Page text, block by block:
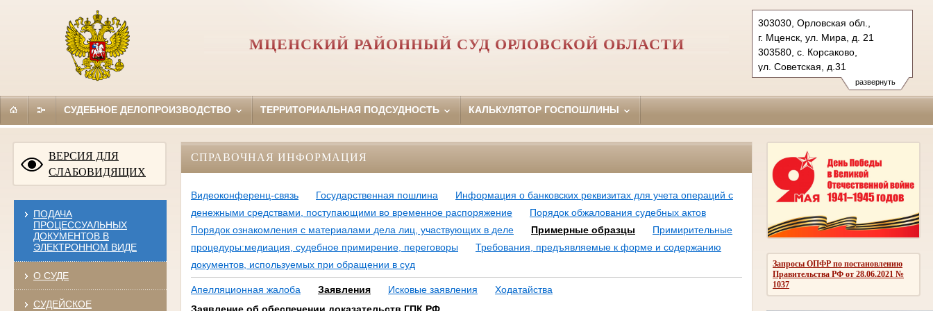
развернуть
303030, Орловская обл.,
г. Мценск, ул. Мира, д. 21
303580, с. Корсаково,
ул. Советская, д.31
Тел.: (48646) 7-43-72 (ф),
(48646) 7-43-11 (тел.)
korsakovsky.orl@sudrf.ru
МЦЕНСКИЙ РАЙОННЫЙ СУД ОРЛОВCКОЙ ОБЛАСТИ
СУДЕБНОЕ ДЕЛОПРОИЗВОДСТВО ТЕРРИТОРИАЛЬНАЯ ПОДСУДНОСТЬ КАЛЬКУЛЯТОР ГОСПОШЛИНЫ
ВЕРСИЯ ДЛЯ
СЛАБОВИДЯЩИХ
ПОДАЧА
ПРОЦЕССУАЛЬНЫХ
ДОКУМЕНТОВ В
ЭЛЕКТРОННОМ ВИДЕ
О СУДЕ
СУДЕЙСКОЕ
Запросы ОПФР по постановлению
Правительства РФ от 28.06.2021 №
1037
СПРАВОЧНАЯ ИНФОРМАЦИЯ
Видеоконференц-связь Государственная пошлина
Информация о банковских реквизитах для учета операций с
денежными средствами, поступающими во временное распоряжение
Порядок обжалования судебных актов
Порядок ознакомления с материалами дела лиц, участвующих в деле
Примерные образцы
Примирительные
процедуры:медиация, судебное примирение, переговоры
Требования, предъявляемые к форме и содержанию
документов, используемых при обращении в суд
Апелляционная жалоба Заявления Исковые заявления
Ходатайства